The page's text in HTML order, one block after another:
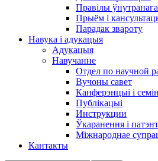
Правілы
Прыём і
Парадак звароту
Навука і адукацыя
Адукацыя
Навучанне
Отдел по научной
Вучоны савет
Канферэнцыі і
Публікацыi
Инструкции
Ўкаранення і
Міжнароднае
Кантакты